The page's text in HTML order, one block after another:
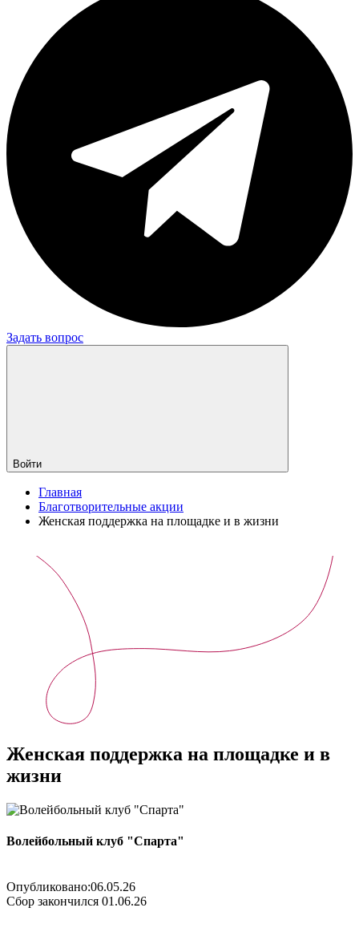
Задать вопрос
Войти
Главная
Благотворительные акции
Женская поддержка на площадке и в жизни
Женская поддержка на площадке и в
жизни
Волейбольный клуб "Спарта"
Опубликовано:06.05.26
Сбор закончился 01.06.26